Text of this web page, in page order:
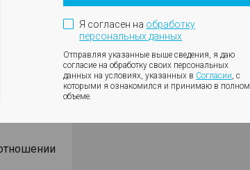
Я согласен на обработку
персональных данных
Отправляя указанные выше сведения, я даю
согласие на обработку своих персональных
данных на условиях, указанных в Согласии, с
которыми я ознакомился и принимаю в полном
объеме.